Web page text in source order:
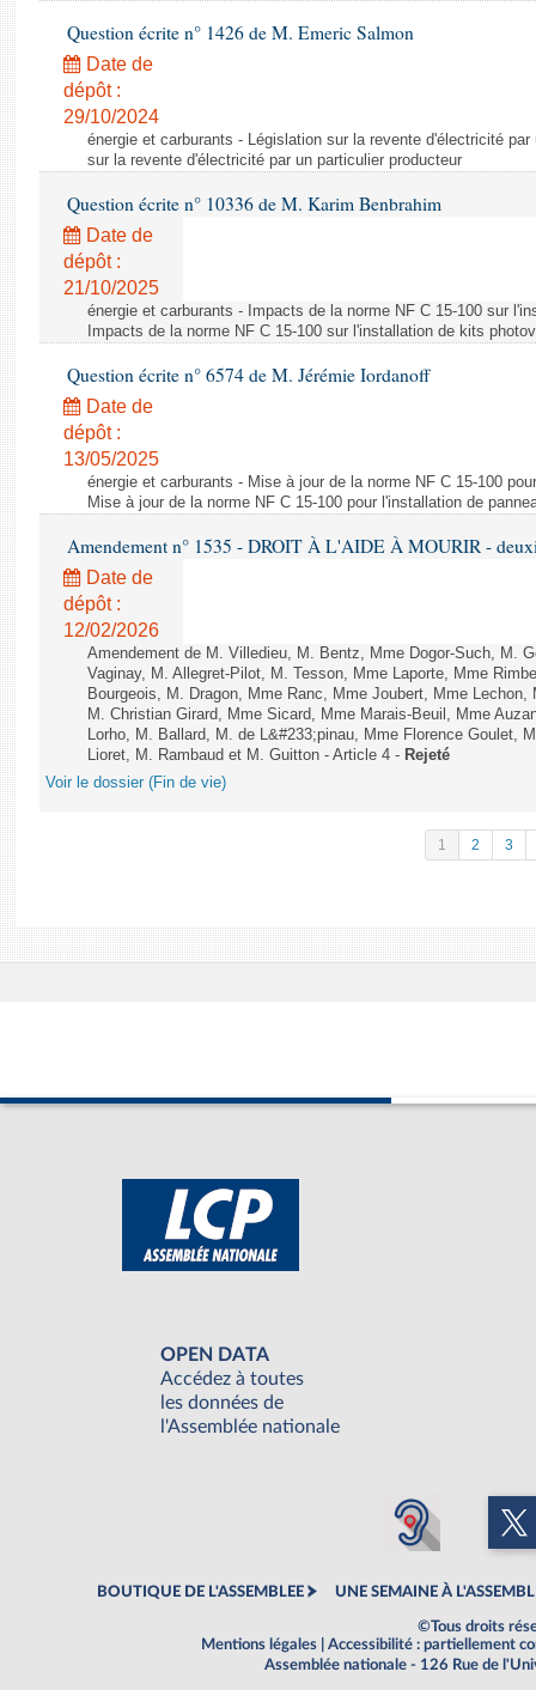
Question écrite n° 1426 de M. Emeric Salmon
Date de
dépôt :
29/10/2024
énergie et carburants - Législation sur la revente d'électricité
sur la revente d'électricité par un particulier producteur
Question écrite n° 10336 de M. Karim Benbrahim
Date de
dépôt :
21/10/2025
énergie et carburants - Impacts de la norme NF C 15-100 sur
Impacts de la norme NF C 15-100 sur l'installation de kits
Question écrite n° 6574 de M. Jérémie Iordanoff
Date de
dépôt :
13/05/2025
énergie et carburants - Mise à jour de la norme NF C 15-100
Mise à jour de la norme NF C 15-100 pour l'installation de
Amendement n° 1535 - DROIT À L'AIDE À MOURIR -
Date de
dépôt :
12/02/2026
Amendement de M. Villedieu, M. Bentz, Mme Dogor-Such, M.
Vaginay, M. Allegret-Pilot, M. Tesson, Mme Laporte, Mme
Bourgeois, M. Dragon, Mme Ranc, Mme Joubert, Mme
M. Christian Girard, Mme Sicard, Mme Marais-Beuil, Mme
Lorho, M. Ballard, M. de L&#233;pinau, Mme Florence Goulet,
Lioret, M. Rambaud et M. Guitton - Article 4 - Rejeté
Voir le dossier (Fin de vie)
1 2 3
OPEN DATA
Accédez à toutes
les données de
l'Assemblée nationale
BOUTIQUE DE L'ASSEMBLEE UNE SEMAINE À
©Tous droits
Mentions légales
Accessibilité : partiellement
Assemblée nationale - 126 Rue de